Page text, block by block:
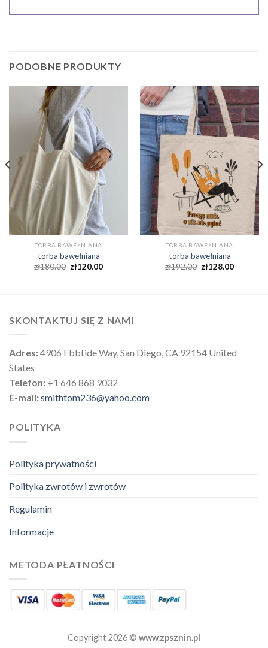
PODOBNE PRODUKTY
TORBA BAWEŁNIANA
torba bawełniana
zł180.00 zł120.00
TORBA BAWEŁNIANA
torba bawełniana
zł192.00 zł128.00
SKONTAKTUJ SIĘ Z NAMI
Adres:4906 Ebbtide Way, San Diego, CA 92154 United
States
Telefon: +1 646 868 9032
E-mail:smithtom236@yahoo.com
POLITYKA
Polityka prywatności
Polityka zwrotów i zwrotów
Regulamin
Informacje
METODA PŁATNOŚCI
Copyright 2026 © www.zpsznin.pl